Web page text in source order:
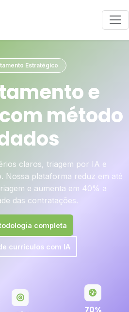
Estratégico
e
método
claros, triagem por IA e
Nossa plataforma reduz em até
e aumenta em 40% a
das contratações.
completa
currículos com IA
70%